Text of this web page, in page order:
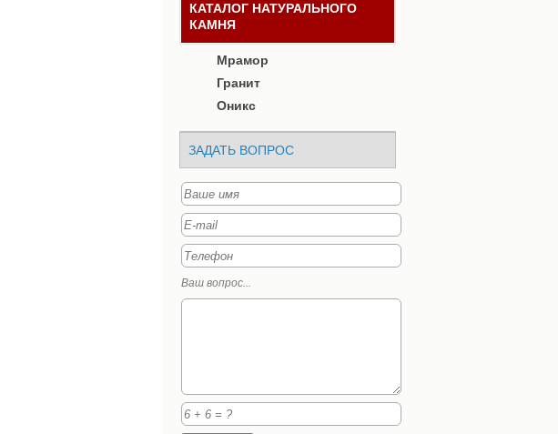
КАТАЛОГ НАТУРАЛЬНОГО
КАМНЯ
Мрамор
Гранит
Оникс
ЗАДАТЬ ВОПРОС
Ваш вопрос...